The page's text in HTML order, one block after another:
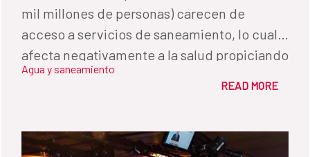
mil millones de personas) carecen de
acceso a servicios de saneamiento, lo cual
afecta negativamente a la salud propiciando
enfermedades transmitidas por el agua y
Agua y saneamiento
READ MORE